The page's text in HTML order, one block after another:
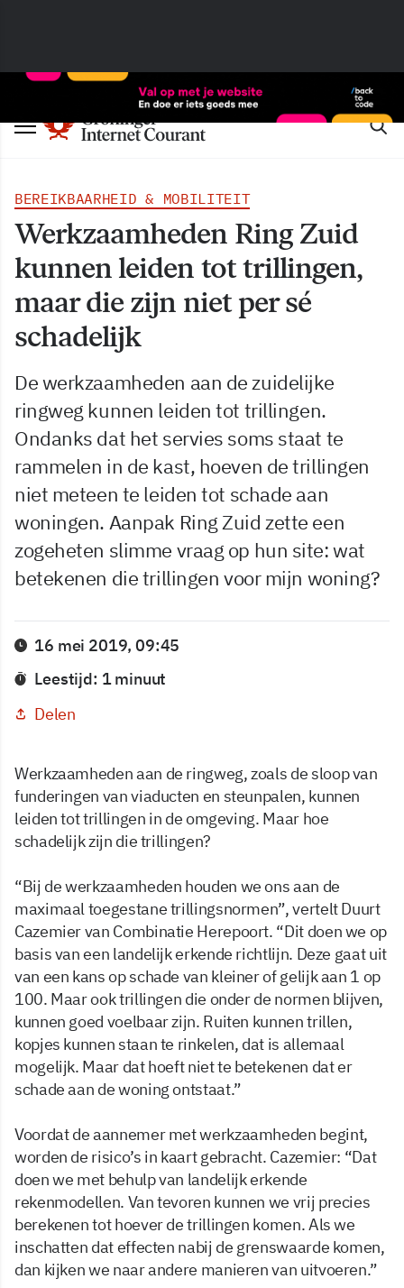
BEREIKBAARHEID & MOBILITEIT
Werkzaamheden Ring Zuid
kunnen leiden tot trillingen,
maar die zijn niet per sé
schadelijk
De werkzaamheden aan de zuidelijke
ringweg kunnen leiden tot trillingen.
Ondanks dat het servies soms staat te
rammelen in de kast, hoeven de trillingen
niet meteen te leiden tot schade aan
woningen. Aanpak Ring Zuid zette een
zogeheten slimme vraag op hun site: wat
betekenen die trillingen voor mijn woning?
16 mei 2019, 09:45
Leestijd: 1 minuut
Delen
Werkzaamheden aan de ringweg, zoals de sloop van
funderingen van viaducten en steunpalen, kunnen
leiden tot trillingen in de omgeving. Maar hoe
schadelijk zijn die trillingen?
“Bij de werkzaamheden houden we ons aan de
maximaal toegestane trillingsnormen”, vertelt Duurt
Cazemier van Combinatie Herepoort. “Dit doen we op
basis van een landelijk erkende richtlijn. Deze gaat uit
van een kans op schade van kleiner of gelijk aan 1 op
100. Maar ook trillingen die onder de normen blijven,
kunnen goed voelbaar zijn. Ruiten kunnen trillen,
kopjes kunnen staan te rinkelen, dat is allemaal
mogelijk. Maar dat hoeft niet te betekenen dat er
schade aan de woning ontstaat.”
Voordat de aannemer met werkzaamheden begint,
worden de risico’s in kaart gebracht. Cazemier: “Dat
doen we met behulp van landelijk erkende
rekenmodellen. Van tevoren kunnen we vrij precies
berekenen tot hoever de trillingen komen. Als we
inschatten dat effecten nabij de grenswaarde komen,
dan kijken we naar andere manieren van uitvoeren.”